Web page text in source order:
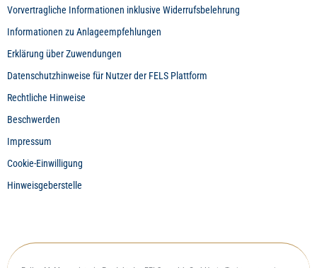
Vorvertragliche Informationen inklusive Widerrufsbelehrung
Informationen zu Anlageempfehlungen
Erklärung über Zuwendungen
Datenschutzhinweise für Nutzer der FELS Plattform
Rechtliche Hinweise
Beschwerden
Impressum
Cookie-Einwilligung
Hinweisgeberstelle